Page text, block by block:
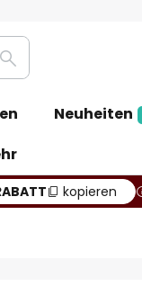
Suche
Neuheiten
kopieren